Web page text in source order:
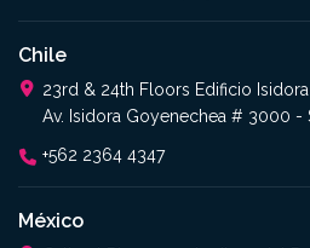
Chile
23rd & 24th Floors Edificio
Av. Isidora Goyenechea # 3000 -
+562 2364 4347​
México